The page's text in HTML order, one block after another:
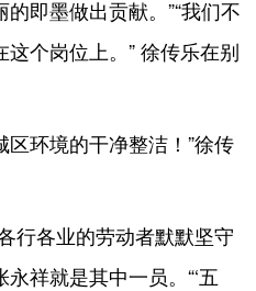
即墨做出贡献。”“我们不
个岗位上。” 徐传乐在别
环境的干净整洁！”徐传
行各业的劳动者默默坚守
祥就是其中一员。“‘五